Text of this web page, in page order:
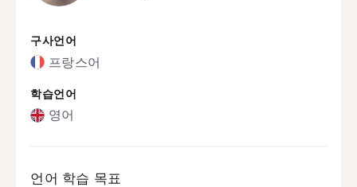
구사언어
프랑스어
학습언어
영어
언어 학습 목표